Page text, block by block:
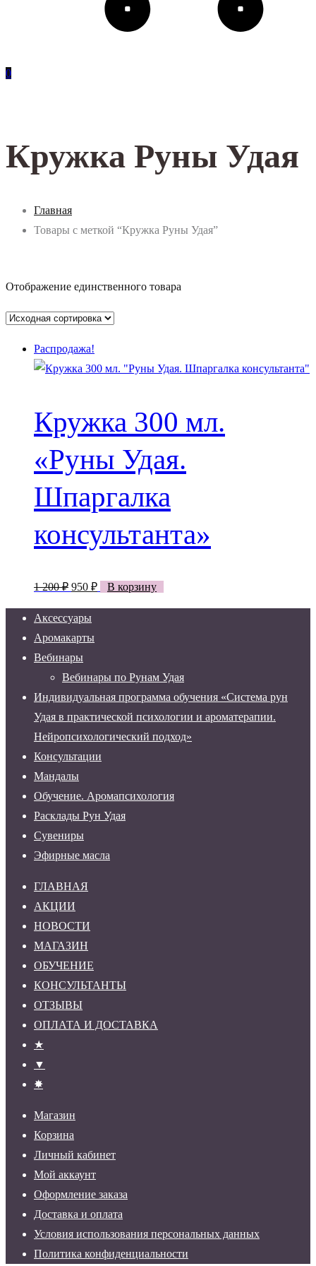
0
Кружка Руны Удая
Главная
Товары с меткой “Кружка Руны Удая”
Отображение единственного товара
Распродажа!
Кружка 300 мл.
«Руны Удая.
Шпаргалка
консультанта»
1 200₽ Первоначальная
цена
составляла
1
200 ₽.
950 ₽Текущая
цена:
В корзину
Аксессуары
Аромакарты
Вебинары
Вебинары по Рунам Удая
Индивидуальная программа обучения «Система рун
Удая в практической психологии и ароматерапии.
Нейропсихологический подход»
Консультации
Мандалы
Обучение. Аромапсихология
Расклады Рун Удая
Сувениры
Эфирные масла
ГЛАВНАЯ
АКЦИИ
НОВОСТИ
МАГАЗИН
ОБУЧЕНИЕ
КОНСУЛЬТАНТЫ
ОТЗЫВЫ
ОПЛАТА И ДОСТАВКА
★
▼
✸
Магазин
Корзина
Личный кабинет
Мой аккаунт
Оформление заказа
Доставка и оплата
Условия использования персональных данных
Политика конфиденциальности